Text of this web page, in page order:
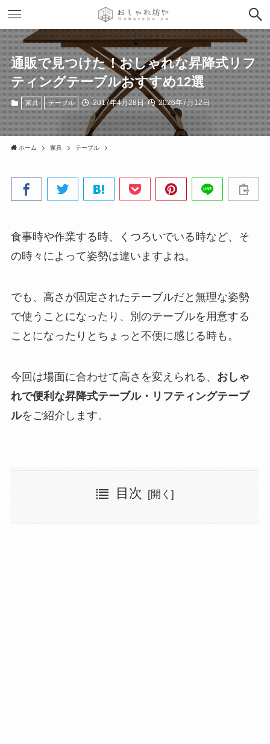
通販で見つけた！おしゃれな昇降式リフ
ティングテーブルおすすめ12選
家具 テーブル 2017年4月28日 2026年7月12日
ホーム 家具 テーブル
食事時や作業する時、くつろいでいる時など、そ
の時々によって姿勢は違いますよね。
でも、高さが固定されたテーブルだと無理な姿勢
で使うことになったり、別のテーブルを用意する
ことになったりとちょっと不便に感じる時も。
今回は場面に合わせて高さを変えられる、 おしゃ
れで便利な昇降式テーブル・リフティングテーブ
ルをご紹介します。
目次